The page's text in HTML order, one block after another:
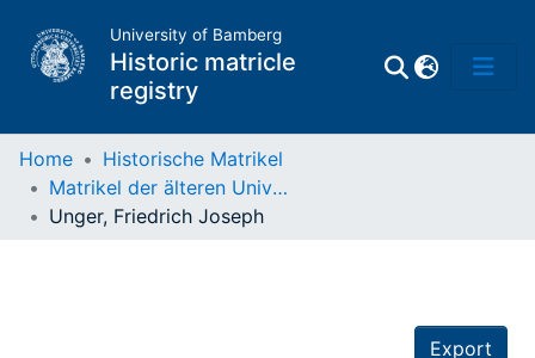
University of Bamberg
Historic matricle
registry
Matrikel
Home
Historische Matrikel
Matrikel der älteren Universität
Unger, Friedrich Joseph
Export